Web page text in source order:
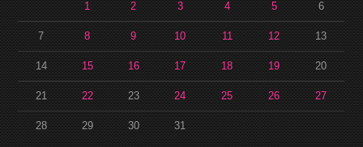
1 2 3 4 5 6
7 8 9 10 11 12 13
14 15 16 17 18 19 20
21 22 23 24 25 26 27
28 29 30 31